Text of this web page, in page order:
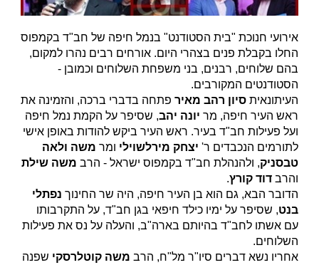
אירועי חנוכת "בית הסטודנט" בנמל חיפה של חב"ד בקמפוס
החלו בקבלת פנים בצהרי היום. אורחים רבים נהרו למקום,
בהם שלוחים, רבנים, בני משפחת השלוחים וכמובן -
הסטודנטים המקורבים.
העיתונאית סיון רהב מאירפתחה בדברי ברכה, והזמינה את
ראש העיר חיפה, מר יונה יהב, שסיפר על הקמת נמל חיפה
ועל פעילות חב"ד בעיר. ראש העיר ביקש להודות באופן אישי
לתורמים הנכבדים ר' יצחק מירלשוילי ומר משה ולאה
טבסניק, ולהנהלת חב"ד בקמפוס ישראל - הרב משה שילת
והרב דוד קורץ.
הדובר הבא, גם הוא בן העיר חיפה, היה שר החינוך נפתלי
בנט, שסיפר על ימיו כילד חיפאי בגן חב"ד, על התקרבותו
עם אשתו לחב"ד בהיותם בארה"ב, והעלה על נס את פעילות
השלוחים.
אחריו נשא דברים סיו"ר מל"ח, הרב משה קוטלרסקי שפנה